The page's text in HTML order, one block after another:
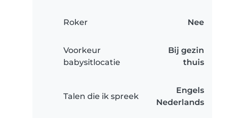
Roker Nee
Voorkeur
babysitlocatie
Bij gezin
thuis
Talen die ik spreek
Engels
Nederlands